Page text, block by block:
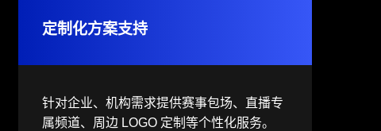
定制化方案支持
针对企业、机构需求提供赛事包场、直播专
属频道、周边 LOGO 定制等个性化服务。